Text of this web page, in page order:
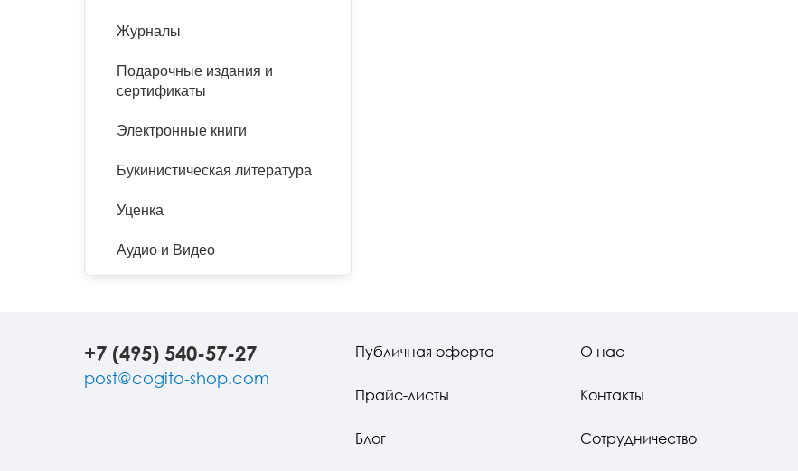
Журналы
Подарочные издания и
сертификаты
Электронные книги
Букинистическая литература
Уценка
Аудио и Видео
+7 (495) 540-57-27
post@cogito-shop.com
Публичная оферта
Прайс-листы
Блог
О нас
Контакты
Сотрудничество